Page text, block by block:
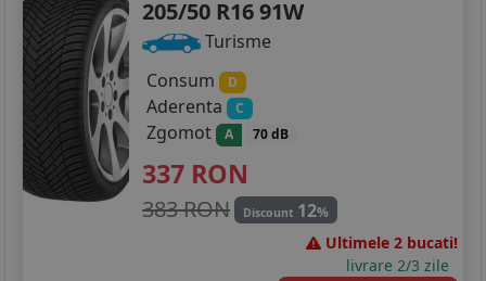
205/50 R16 91W
Turisme
Consum
D
Aderenta C
Zgomot A 70 dB
337 RON
383 RON Discount 12%
Ultimele 2 bucati!
livrare 2/3 zile